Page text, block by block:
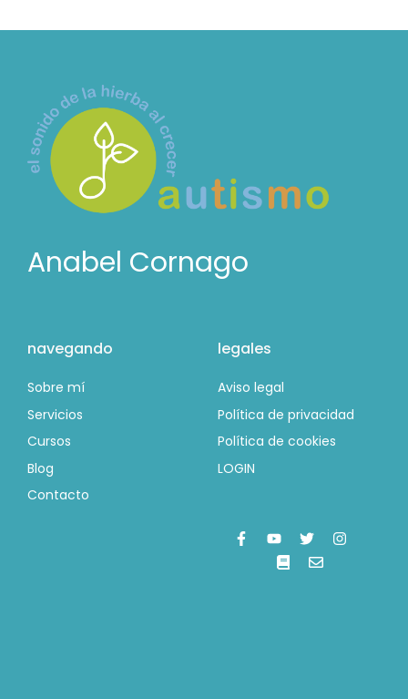
Anabel Cornago
navegando
Sobre mí
Servicios
Cursos
Blog
Contacto
legales
Aviso legal
Política de privacidad
Política de cookies
LOGIN